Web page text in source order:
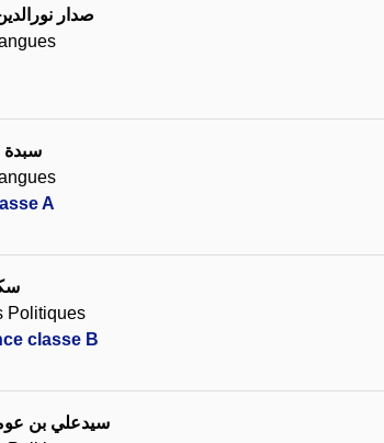
صدار
سبدة
A
Politiques
classe B
سيدعلي بن